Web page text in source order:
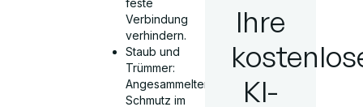
Verbindung
verhindern.
Staub und
Trümmer:
Angesammelter
Schmutz im
Ihre
KI-